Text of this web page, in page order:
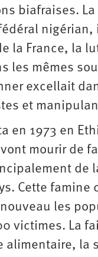
biafraises.
la France, la
les mêmes
excellait
et
en 1973 en
mourir de
de
Cette
les
victimes. La
alimentaire, la